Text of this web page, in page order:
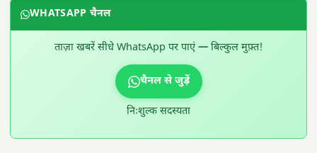
WHATSAPP चैनल
ताज़ा खबरें सीधे WhatsApp पर पाएं — बिल्कुल मुफ़्त!
चैनल से जुड़ें
निःशुल्क सदस्यता